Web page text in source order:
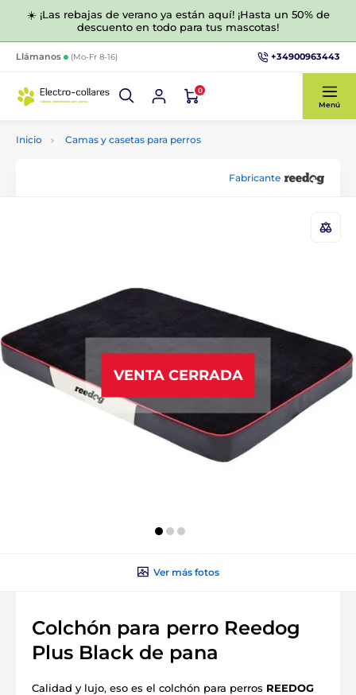
☀️ ¡Las rebajas de verano ya están aquí! ¡Hasta un 50% de
descuento en todo para tus mascotas!
Llámanos (Mo-Fr 8-16) +34900963443
0
Menú
Inicio Camas y casetas para perros
Fabricante
VENTA CERRADA
Ver más fotos
Colchón para perro Reedog
Plus Black de pana
Calidad y lujo, eso es el colchón para perros REEDOG